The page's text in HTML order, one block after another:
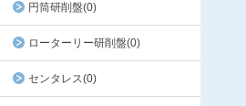
円筒研削盤(0)
ローターリー研削盤(0)
センタレス(0)